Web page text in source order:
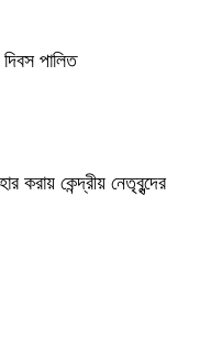
পালিত
করায় কেন্দ্রীয় নেতৃবৃন্দের